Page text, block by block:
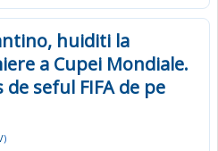
huiditi la
a Cupei Mondiale.
seful FIFA de pe
)